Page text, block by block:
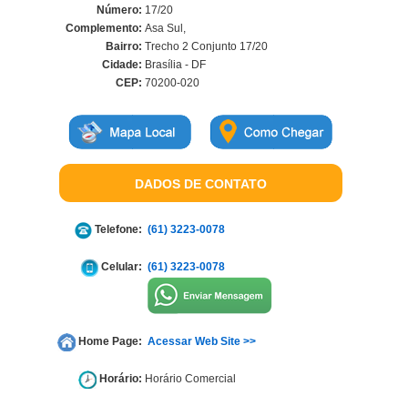
Número: 17/20
Complemento: Asa Sul,
Bairro: Trecho 2 Conjunto 17/20
Cidade: Brasília - DF
CEP: 70200-020
DADOS DE CONTATO
Telefone: (61) 3223-0078
Celular: (61) 3223-0078
Home Page: Acessar Web Site >>
Horário: Horário Comercial